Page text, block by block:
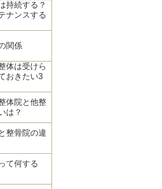
持続する？
ナンスする
関係
体は受けら
おきたい3
体院と他整
は？
整骨院の違
て何する